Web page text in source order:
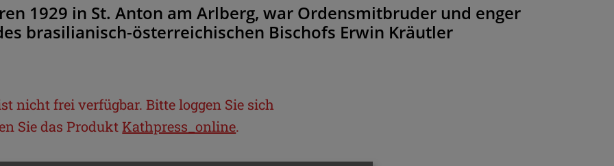
1929 in St. Anton am Arlberg, war Ordensmitbruder und enger
brasilianisch-österreichischen Bischofs Erwin Kräutler
nicht frei verfügbar. Bitte loggen Sie sich
Sie das Produkt Kathpress_online.